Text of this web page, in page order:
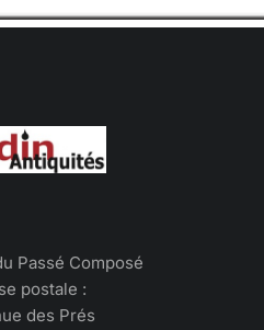
Passé Composé
postale :
des Prés